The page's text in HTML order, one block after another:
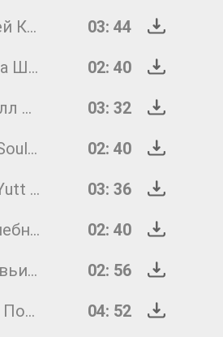
026.Сергей Королёв - Таинственный остров
03: 44
025.Диана Шагинян - Канатоходка
02: 40
024.Кирилл Пантыкин - Самолёт
03: 32
023.Sara-Soul & Sobol - Это только начало
02: 40
019.Tory Yutt - Первая тайна
03: 36
022.Волшебники двора - Весну звали!
02: 40
018.Соловьи-разбойники - Красная шапочка
02: 56
021.Саша Пономарёва - Ночной Мадрид
04: 52